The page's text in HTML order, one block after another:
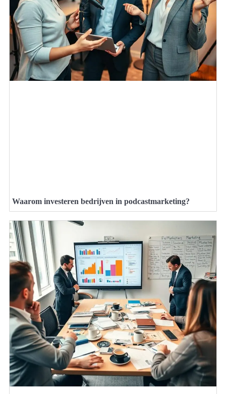
Waarom investeren bedrijven in podcastmarketing?